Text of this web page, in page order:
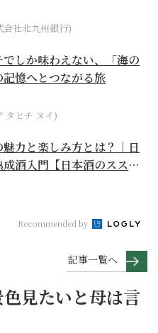
会社北九州銀行)
でしか味わえない、「海の
記憶へとつながる旅
タヒチ ヌイ)
力と楽しみ方とは？｜日
成酒入門【日本酒のスス
Recommended by
記事一覧へ
見たいと母は言